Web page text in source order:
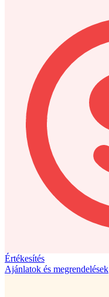
Értékesítés
Ajánlatok és megrendelések